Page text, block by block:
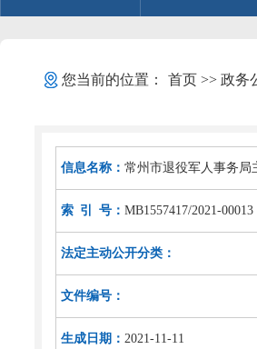
您当前的位置： 首页>> 政务
信息名称： 常州市退役军人事务局
索 引 号： MB1557417/2021-00013
法定主动公开分类：
文件编号：
生成日期： 2021-11-11